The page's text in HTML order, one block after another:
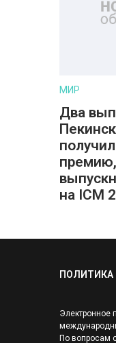
МИР
Два
на ICM
ПОЛИТИКА
Электронное
По вопросам